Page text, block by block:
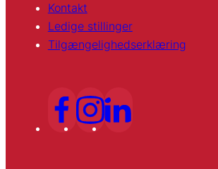
Kontakt
Ledige stillinger
Tilgængelighedserklæring